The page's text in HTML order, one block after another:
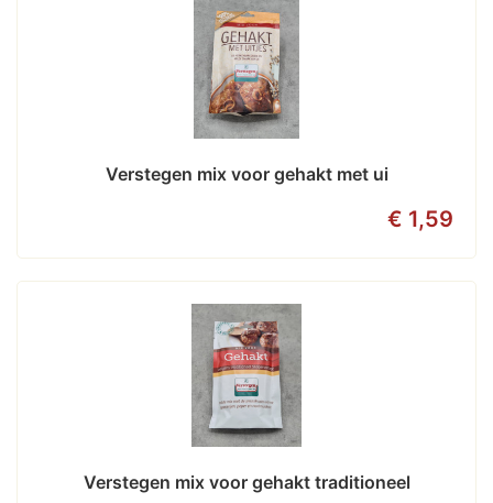
Verstegen mix voor gehakt met ui
€ 1,59
Verstegen mix voor gehakt traditioneel